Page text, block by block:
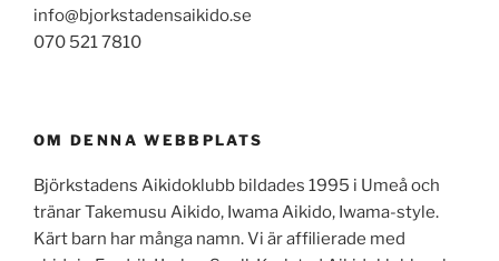
info@bjorkstadensaikido.se
070 521 7810
OM DENNA WEBBPLATS
Björkstadens Aikidoklubb bildades 1995 i Umeå och
tränar Takemusu Aikido, Iwama Aikido, Iwama-style.
Kärt barn har många namn. Vi är affilierade med